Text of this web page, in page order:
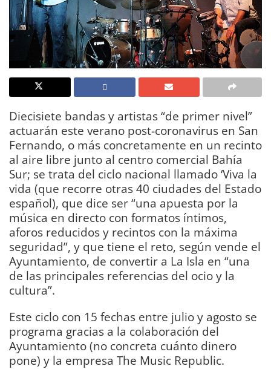
Diecisiete bandas y artistas “de primer nivel”
actuarán este verano post-coronavirus en San
Fernando, o más concretamente en un recinto
al aire libre junto al centro comercial Bahía
Sur; se trata del ciclo nacional llamado ‘Viva la
vida (que recorre otras 40 ciudades del Estado
español), que dice ser “una apuesta por la
música en directo con formatos íntimos,
aforos reducidos y recintos con la máxima
seguridad”, y que tiene el reto, según vende el
Ayuntamiento, de convertir a La Isla en “una
de las principales referencias del ocio y la
cultura”.
Este ciclo con 15 fechas entre julio y agosto se
programa gracias a la colaboración del
Ayuntamiento (no concreta cuánto dinero
pone) y la empresa The Music Republic.